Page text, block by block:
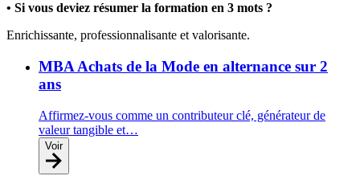
• Si vous deviez résumer la formation en 3 mots ?
Enrichissante, professionnalisante et valorisante.
MBA Achats de la Mode en alternance sur 2
ans
Affirmez-vous comme un contributeur clé, générateur de
valeur tangible et…
Voir